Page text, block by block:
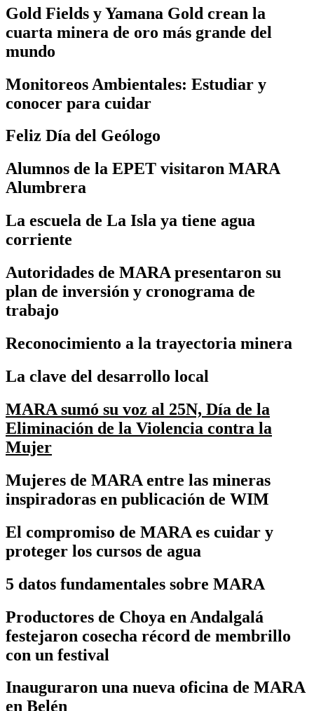
Gold Fields y Yamana Gold crean la
cuarta minera de oro más grande del
mundo
Monitoreos Ambientales: Estudiar y
conocer para cuidar
Feliz Día del Geólogo
Alumnos de la EPET visitaron MARA
Alumbrera
La escuela de La Isla ya tiene agua
corriente
Autoridades de MARA presentaron su
plan de inversión y cronograma de
trabajo
Reconocimiento a la trayectoria minera
La clave del desarrollo local
MARA sumó su voz al 25N, Día de la
Eliminación de la Violencia contra la
Mujer
Mujeres de MARA entre las mineras
inspiradoras en publicación de WIM
El compromiso de MARA es cuidar y
proteger los cursos de agua
5 datos fundamentales sobre MARA
Productores de Choya en Andalgalá
festejaron cosecha récord de membrillo
con un festival
Inauguraron una nueva oficina de MARA
en Belén